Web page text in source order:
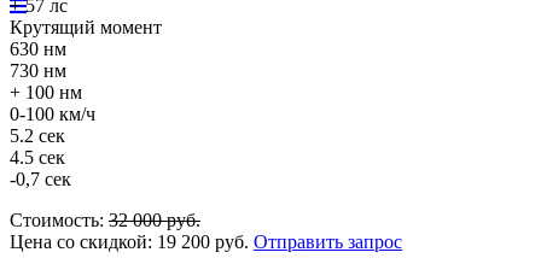
+ 57 лс
Крутящий момент
630 нм
730 нм
+ 100 нм
0-100 км/ч
5.2 сек
4.5 сек
-0,7 сек
Стоимость: 32 000руб.
Цена со скидкой: 19 200 руб. Отправить запрос